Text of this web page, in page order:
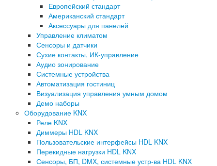
Европейский стандарт
Американский стандарт
Аксессуары для панелей
Управление климатом
Сенсоры и датчики
Сухие контакты, ИК-управление
Аудио зонирование
Системные устройства
Автоматизация гостиниц
Визуализация управления умным домом
Демо наборы
Оборудование KNX
Реле KNX
Диммеры HDL KNX
Пользовательские интерфейсы HDL KNX
Перекидные нагрузки HDL KNX
Сенсоры, БП, DMX, системные устр-ва HDL KNX